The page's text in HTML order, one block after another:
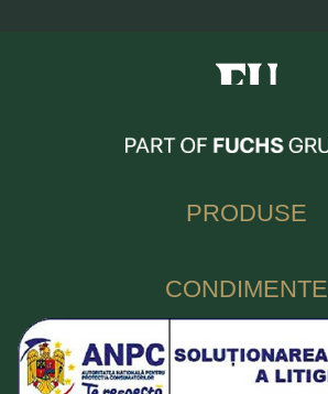
PRODUSE
CONDIMENTE